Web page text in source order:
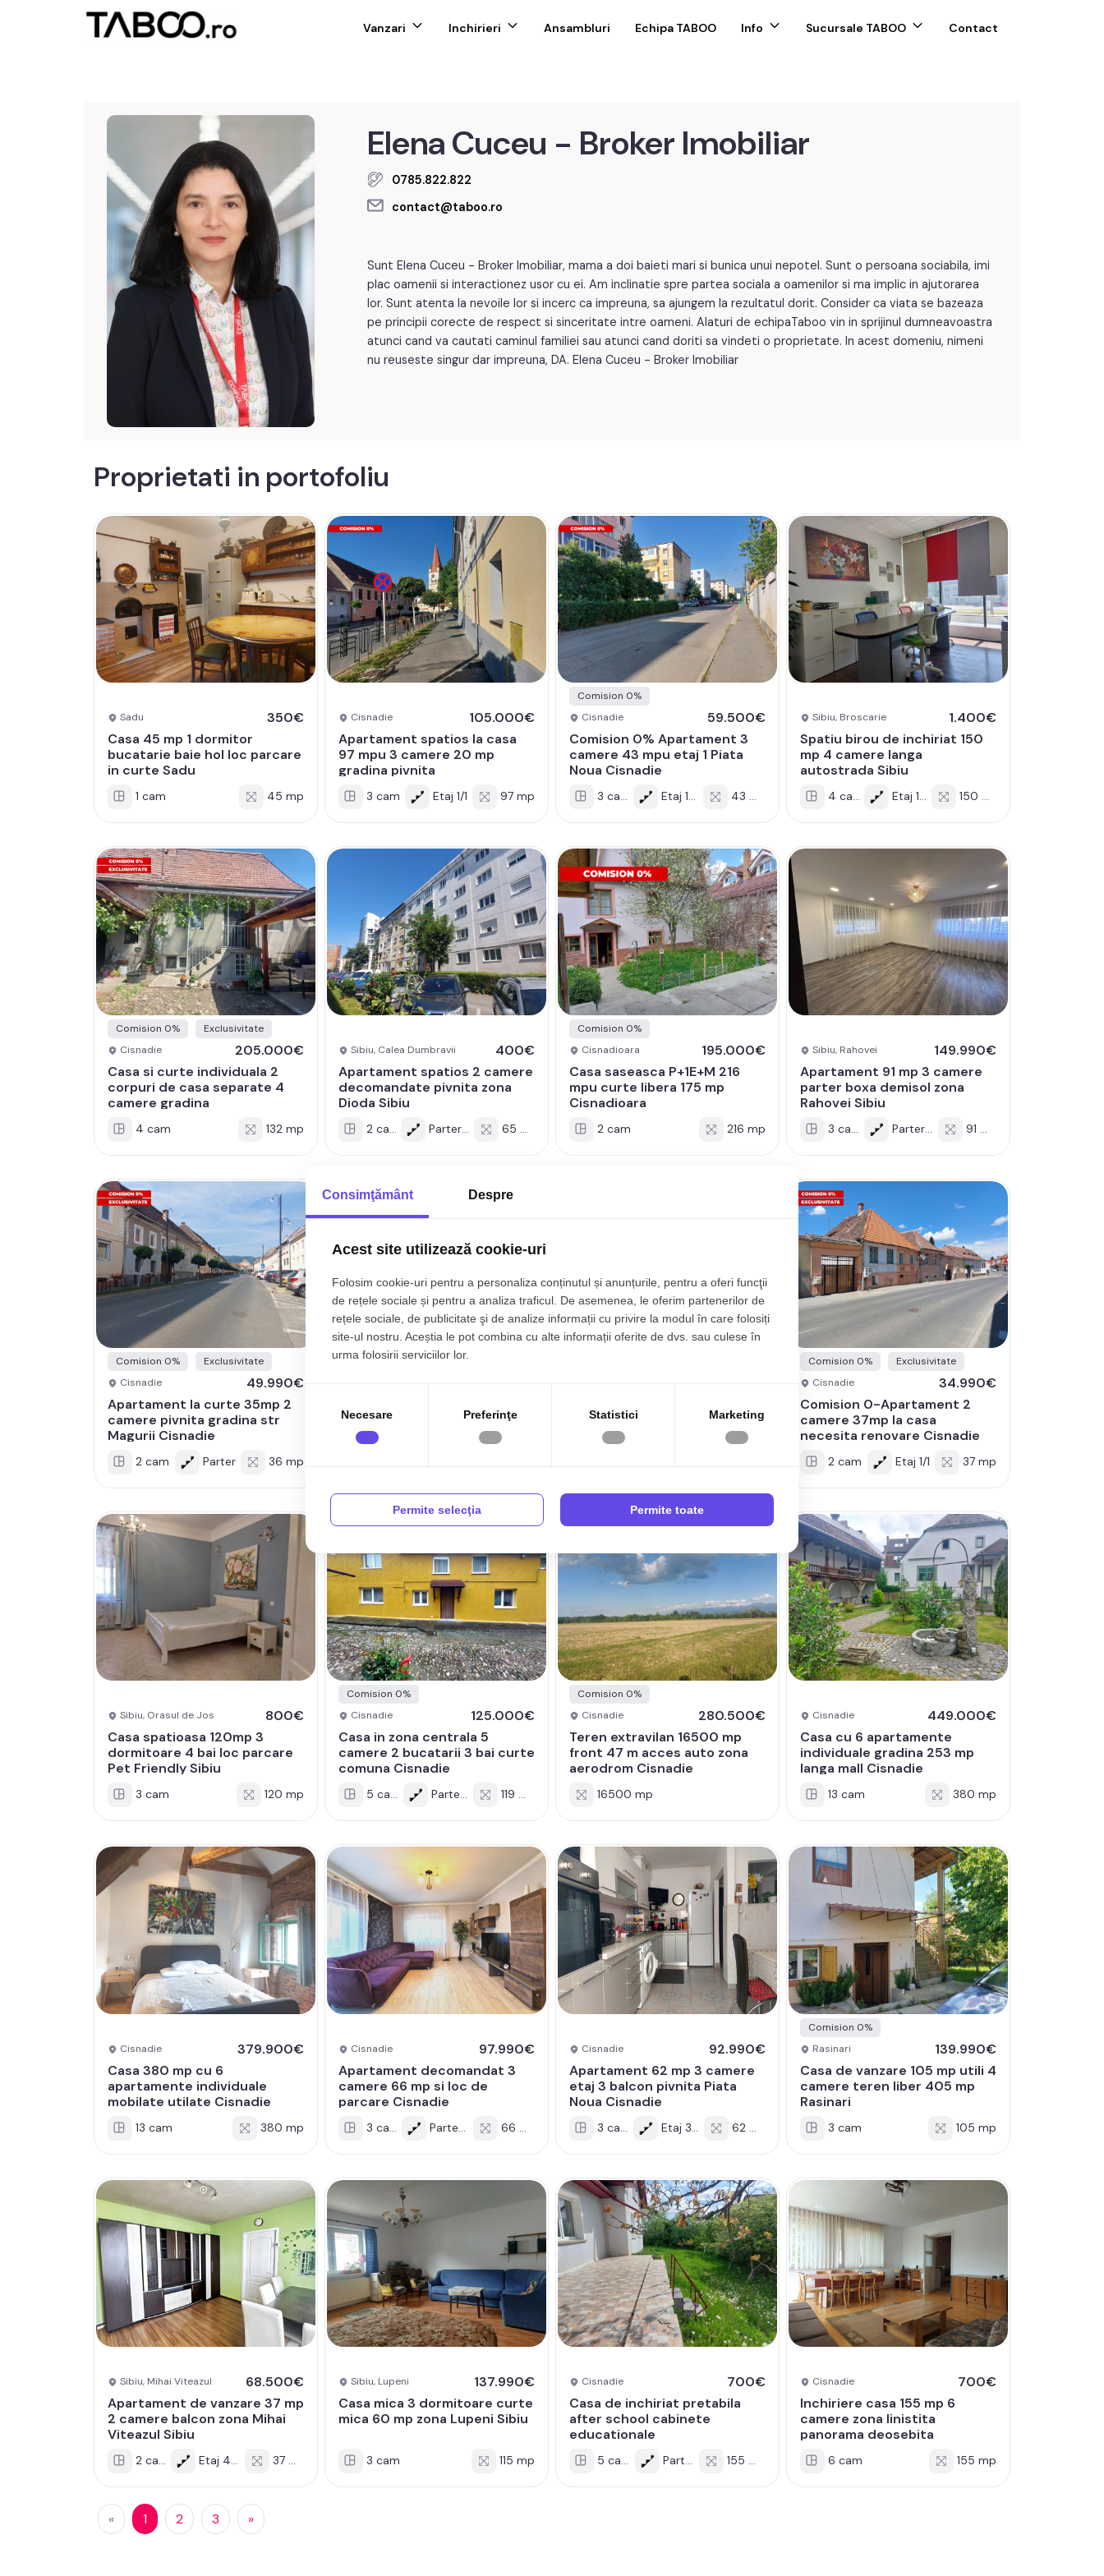
Vanzari Inchirieri Ansambluri Echipa TABOO Info Sucursale TABOO Contact
Elena Cuceu - Broker Imobiliar
0785.822.822
contact@taboo.ro
Sunt Elena Cuceu - Broker Imobiliar, mama a doi baieti mari si bunica unui nepotel. Sunt o persoana sociabila, imi
plac oamenii si interactionez usor cu ei. Am inclinatie spre partea sociala a oamenilor si ma implic in ajutorarea
lor. Sunt atenta la nevoile lor si incerc ca impreuna, sa ajungem la rezultatul dorit. Consider ca viata se bazeaza
pe principii corecte de respect si sinceritate intre oameni. Alaturi de echipaTaboo vin in sprijinul dumneavoastra
atunci cand va cautati caminul familiei sau atunci cand doriti sa vindeti o proprietate. In acest domeniu, nimeni
nu reuseste singur dar impreuna, DA. Elena Cuceu - Broker Imobiliar
Proprietati in portofoliu
Sadu
350€
Casa 45 mp 1 dormitor
bucatarie baie hol loc parcare
in curte Sadu
1 cam 45 mp
Cisnadie
105.000€
Apartament spatios la casa
97 mpu 3 camere 20 mp
gradina pivnita
3 cam Etaj 1/1 97 mp
Comision 0%
Cisnadie
59.500€
Comision 0% Apartament 3
camere 43 mpu etaj 1 Piata
Noua Cisnadie
3 cam Etaj 1/4 43 mp
Sibiu, Broscarie
1.400€
Spatiu birou de inchiriat 150
mp 4 camere langa
autostrada Sibiu
4 cam Etaj 1/2 150 mp
Comision 0%
Exclusivitate
Cisnadie
205.000€
Casa si curte individuala 2
corpuri de casa separate 4
camere gradina
4 cam 132 mp
Sibiu, Calea Dumbravii
400€
Apartament spatios 2 camere
decomandate pivnita zona
Dioda Sibiu
2 cam Parter/4 65 mp
Comision 0%
Cisnadioara
195.000€
Casa saseasca P+1E+M 216
mpu curte libera 175 mp
Cisnadioara
2 cam 216 mp
Sibiu, Rahovei
149.990€
Apartament 91 mp 3 camere
parter boxa demisol zona
Rahovei Sibiu
3 cam Parter/11 91 mp
Comision 0%
Exclusivitate
Cisnadie
49.990€
Apartament la curte 35mp 2
camere pivnita gradina str
Magurii Cisnadie
2 cam Parter 36 mp
camere parter balcon zona
Dioda Sibiu
camere decomandate 2
balcone Cisnadie
Comision 0%
Exclusivitate
Cisnadie
34.990€
Comision 0-Apartament 2
camere 37mp la casa
necesita renovare Cisnadie
2 cam Etaj 1/1 37 mp
Sibiu, Orasul de Jos
800€
Casa spatioasa 120mp 3
dormitoare 4 bai loc parcare
Pet Friendly Sibiu
3 cam 120 mp
Comision 0%
Cisnadie
125.000€
Casa in zona centrala 5
camere 2 bucatarii 3 bai curte
comuna Cisnadie
5 cam Parter/1 119 mp
Comision 0%
Cisnadie
280.500€
Teren extravilan 16500 mp
front 47 m acces auto zona
aerodrom Cisnadie
16500 mp
Cisnadie
449.000€
Casa cu 6 apartamente
individuale gradina 253 mp
langa mall Cisnadie
13 cam 380 mp
Cisnadie
379.900€
Casa 380 mp cu 6
apartamente individuale
mobilate utilate Cisnadie
13 cam 380 mp
Cisnadie
97.990€
Apartament decomandat 3
camere 66 mp si loc de
parcare Cisnadie
3 cam Parter/3 66 mp
Cisnadie
92.990€
Apartament 62 mp 3 camere
etaj 3 balcon pivnita Piata
Noua Cisnadie
3 cam Etaj 3/4 62 mp
Comision 0%
Rasinari
139.990€
Casa de vanzare 105 mp utili 4
camere teren liber 405 mp
Rasinari
3 cam 105 mp
Sibiu, Mihai Viteazul
68.500€
Apartament de vanzare 37 mp
2 camere balcon zona Mihai
Viteazul Sibiu
2 cam Etaj 4/4 37 mp
Sibiu, Lupeni
137.990€
Casa mica 3 dormitoare curte
mica 60 mp zona Lupeni Sibiu
3 cam 115 mp
Cisnadie
700€
Casa de inchiriat pretabila
after school cabinete
educationale
5 cam Parter 155 mp
Cisnadie
700€
Inchiriere casa 155 mp 6
camere zona linistita
panorama deosebita
6 cam 155 mp
« 1 2 3 »
Consimţământ Despre
Acest site utilizează cookie-uri
Folosim cookie-uri pentru a personaliza conținutul și anunțurile, pentru a oferi funcţii
de rețele sociale și pentru a analiza traficul. De asemenea, le oferim partenerilor de
rețele sociale, de publicitate şi de analize informații cu privire la modul în care folosiți
site-ul nostru. Aceștia le pot combina cu alte informații oferite de dvs. sau culese în
urma folosirii serviciilor lor.
Necesare Preferinţe Statistici Marketing
Permite selecţia Permite toate